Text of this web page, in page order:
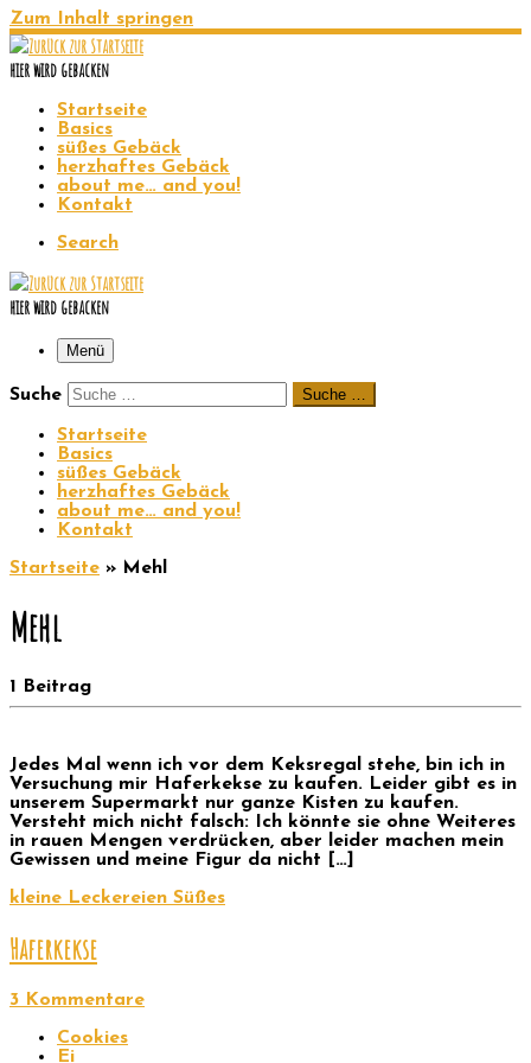
Zum Inhalt springen
hier wird gebacken
Startseite
Basics
süßes Gebäck
herzhaftes Gebäck
about me… and you!
Kontakt
Search
hier wird gebacken
Menü
Suche Suche …
Startseite
Basics
süßes Gebäck
herzhaftes Gebäck
about me… and you!
Kontakt
Startseite » Mehl
Mehl
1 Beitrag
Jedes Mal wenn ich vor dem Keksregal stehe, bin ich in
Versuchung mir Haferkekse zu kaufen. Leider gibt es in
unserem Supermarkt nur ganze Kisten zu kaufen.
Versteht mich nicht falsch: Ich könnte sie ohne Weiteres
in rauen Mengen verdrücken, aber leider machen mein
Gewissen und meine Figur da nicht […]
kleine Leckereien Süßes
Haferkekse
3 Kommentare
Cookies
Ei